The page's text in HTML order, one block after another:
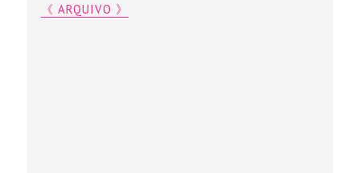
《 ARQUIVO 》